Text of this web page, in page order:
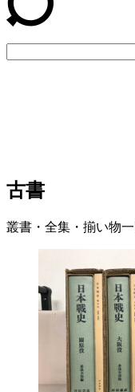
古書
叢書・全集・揃い物